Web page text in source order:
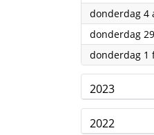
donderdag 4
donderdag
donderdag 1
2023
2022